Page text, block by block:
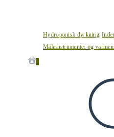
Hydroponisk dyrkning
Måleinstrumenter og